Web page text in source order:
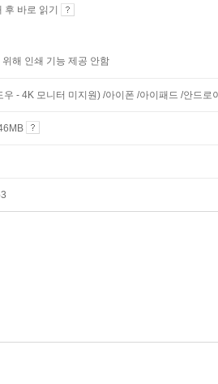
후 바로 읽기
해 인쇄 기능 제공 안함
우 - 4K 모니터 미지원) /아이폰 /아이패드 /안드